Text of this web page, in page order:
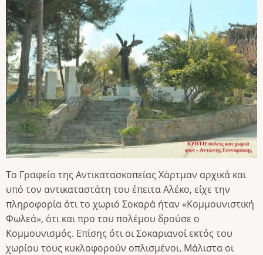
Το Γραφείο της Αντικατασκοπείας Χάρτμαν αρχικά και
υπό τον αντικαταστάτη του έπειτα Αλέκο, είχε την
πληροφορία ότι το χωριό Σοκαρά ήταν «Κομμουνιστική
Φωλεά», ότι και προ του πολέμου δρούσε ο
Κομμουνισμός. Επίσης ότι οι Σοκαριανοί εκτός του
χωρίου τους κυκλοφορούν οπλισμένοι. Μάλιστα οι